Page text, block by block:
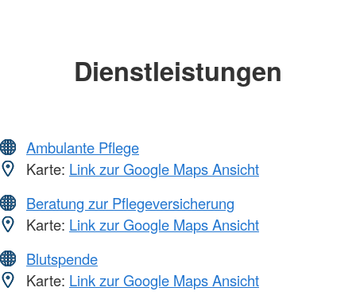
Dienstleistungen
Ambulante Pflege
Karte: Link zur Google Maps Ansicht
Beratung zur Pflegeversicherung
Karte: Link zur Google Maps Ansicht
Blutspende
Karte: Link zur Google Maps Ansicht